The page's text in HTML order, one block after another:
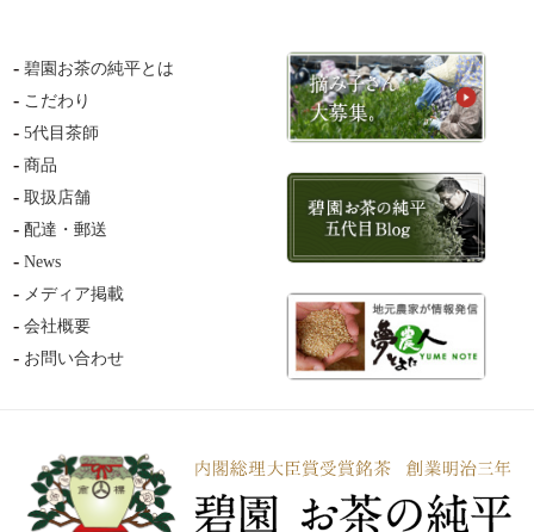
碧園お茶の純平とは
こだわり
5代目茶師
商品
取扱店舗
配達・郵送
News
メディア掲載
会社概要
お問い合わせ